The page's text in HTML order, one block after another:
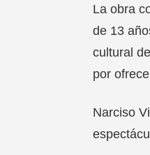
La obra
de 13
cultural
por
Narciso